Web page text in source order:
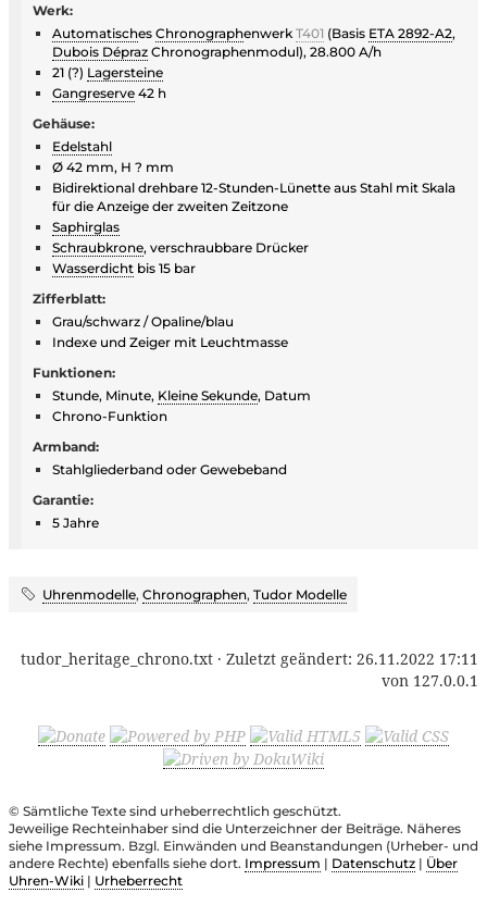
Werk:
Automatisches Chronographenwerk T401 (Basis ETA 2892-A2,
Dubois Dépraz Chronographenmodul), 28.800 A/h
21 (?) Lagersteine
Gangreserve 42 h
Gehäuse:
Edelstahl
Ø 42 mm, H ? mm
Bidirektional drehbare 12-Stunden-Lünette aus Stahl mit Skala
für die Anzeige der zweiten Zeitzone
Saphirglas
Schraubkrone, verschraubbare Drücker
Wasserdicht bis 15 bar
Zifferblatt:
Grau/schwarz / Opaline/blau
Indexe und Zeiger mit Leuchtmasse
Funktionen:
Stunde, Minute, Kleine Sekunde, Datum
Chrono-Funktion
Armband:
Stahlgliederband oder Gewebeband
Garantie:
5 Jahre
Uhrenmodelle, Chronographen, Tudor Modelle
tudor_heritage_chrono.txt · Zuletzt geändert: 26.11.2022 17:11
von 127.0.0.1
© Sämtliche Texte sind urheberrechtlich geschützt.
Jeweilige Rechteinhaber sind die Unterzeichner der Beiträge. Näheres
siehe Impressum. Bzgl. Einwänden und Beanstandungen (Urheber- und
andere Rechte) ebenfalls siehe dort. Impressum | Datenschutz | Über
Uhren-Wiki | Urheberrecht